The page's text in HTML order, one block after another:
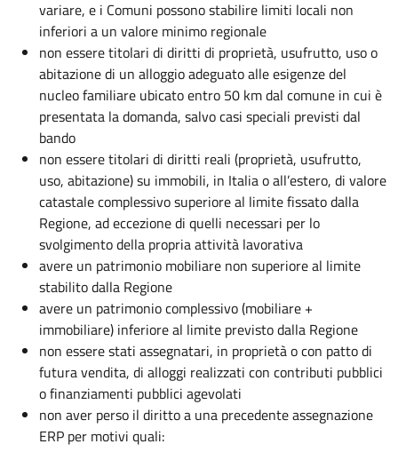
variare, e i Comuni possono stabilire limiti locali non
inferiori a un valore minimo regionale
non essere titolari di diritti di proprietà, usufrutto, uso o
abitazione di un alloggio adeguato alle esigenze del
nucleo familiare ubicato entro 50 km dal comune in cui è
presentata la domanda, salvo casi speciali previsti dal
bando
non essere titolari di diritti reali (proprietà, usufrutto,
uso, abitazione) su immobili, in Italia o all’estero, di valore
catastale complessivo superiore al limite fissato dalla
Regione, ad eccezione di quelli necessari per lo
svolgimento della propria attività lavorativa
avere un patrimonio mobiliare non superiore al limite
stabilito dalla Regione
avere un patrimonio complessivo (mobiliare +
immobiliare) inferiore al limite previsto dalla Regione
non essere stati assegnatari, in proprietà o con patto di
futura vendita, di alloggi realizzati con contributi pubblici
o finanziamenti pubblici agevolati
non aver perso il diritto a una precedente assegnazione
ERP per motivi quali: